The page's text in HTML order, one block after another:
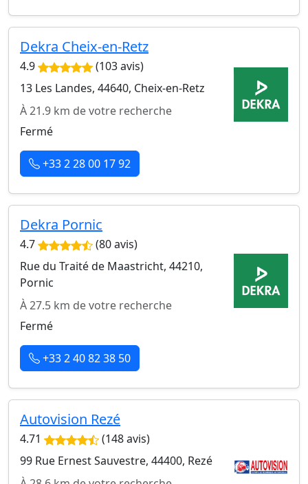
Dekra Cheix-en-Retz
4.9
(103 avis)
13 Les Landes, 44640, Cheix-en-Retz
À 21.9 km de votre recherche
Fermé
+33 2 28 00 17 92
Dekra Pornic
4.7
(80 avis)
Rue du Traité de Maastricht, 44210,
Pornic
À 27.5 km de votre recherche
Fermé
+33 2 40 82 38 50
Autovision Rezé
4.71
(148 avis)
99 Rue Ernest Sauvestre, 44400, Rezé